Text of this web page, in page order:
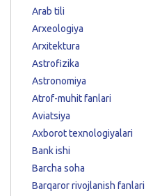
Arab tili
Arxeologiya
Arxitektura
Astrofizika
Astronomiya
Atrof-muhit fanlari
Aviatsiya
Axborot texnologiyalari
Bank ishi
Barcha soha
Barqaror rivojlanish fanlari